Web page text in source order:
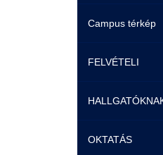
Campus térkép
FELVÉTELI
Pontozási
Felvetteknek
Képzéseink
OKTATÁS